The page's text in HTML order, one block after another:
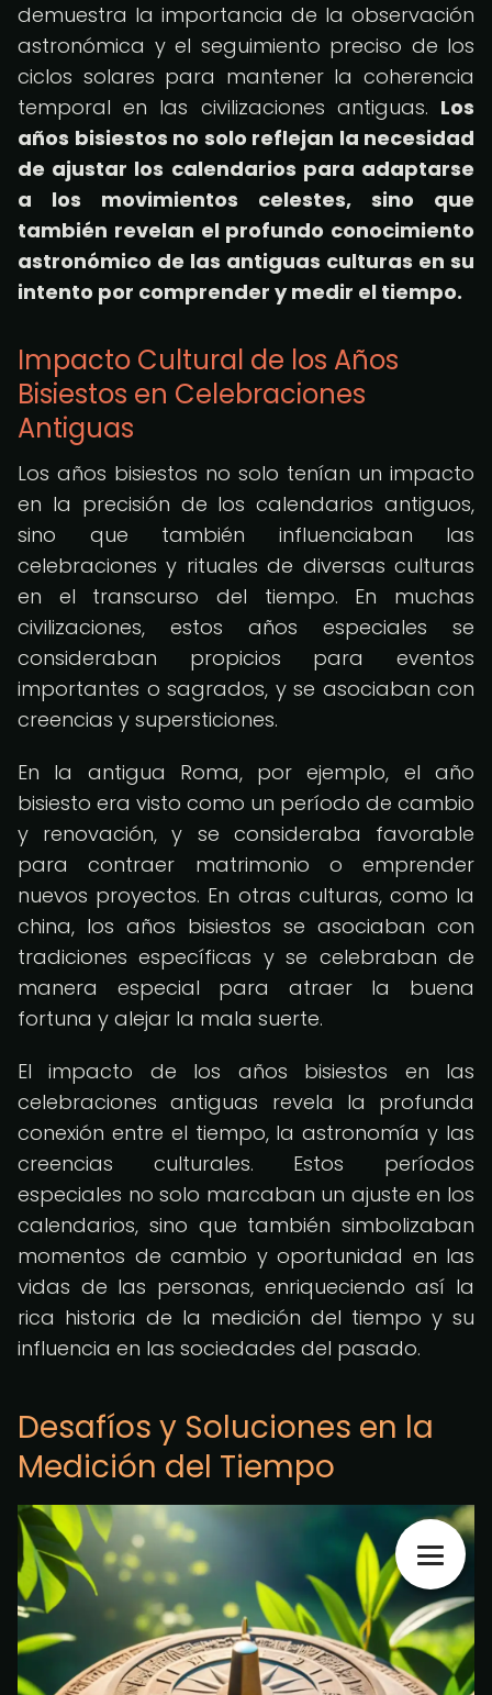
demuestra la importancia de la observación
astronómica y el seguimiento preciso de los
ciclos solares para mantener la coherencia
temporal en las civilizaciones antiguas. Los
años bisiestos no solo reflejan la necesidad
de ajustar los calendarios para adaptarse
a los movimientos celestes, sino que
también revelan el profundo conocimiento
astronómico de las antiguas culturas en su
intento por comprender y medir el tiempo.
Impacto Cultural de los Años
Bisiestos en Celebraciones
Antiguas
Los años bisiestos no solo tenían un impacto
en la precisión de los calendarios antiguos,
sino que también influenciaban las
celebraciones y rituales de diversas culturas
en el transcurso del tiempo. En muchas
civilizaciones, estos años especiales se
consideraban propicios para eventos
importantes o sagrados, y se asociaban con
creencias y supersticiones.
En la antigua Roma, por ejemplo, el año
bisiesto era visto como un período de cambio
y renovación, y se consideraba favorable
para contraer matrimonio o emprender
nuevos proyectos. En otras culturas, como la
china, los años bisiestos se asociaban con
tradiciones específicas y se celebraban de
manera especial para atraer la buena
fortuna y alejar la mala suerte.
El impacto de los años bisiestos en las
celebraciones antiguas revela la profunda
conexión entre el tiempo, la astronomía y las
creencias culturales. Estos períodos
especiales no solo marcaban un ajuste en los
calendarios, sino que también simbolizaban
momentos de cambio y oportunidad en las
vidas de las personas, enriqueciendo así la
rica historia de la medición del tiempo y su
influencia en las sociedades del pasado.
Desafíos y Soluciones en la
Medición del Tiempo